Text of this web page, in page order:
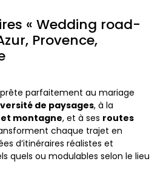
« Wedding road-
Provence,
prête parfaitement au mariage
de paysages, à la
montagne, et à ses routes
chaque trajet en
d’itinéraires réalistes et
quels ou modulables selon le lieu